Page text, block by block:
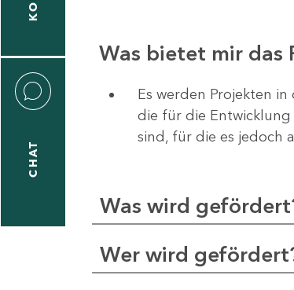
CHAT
Was bietet mir das
Es werden Projekten
die für die
sind, für die es jedoch
Was wird
Wer wird